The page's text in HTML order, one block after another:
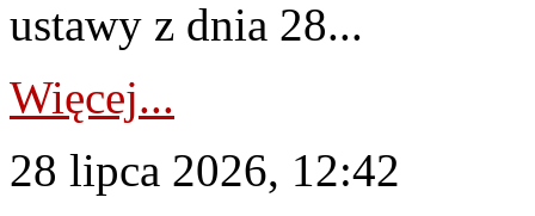
ustawy z dnia 28...
Więcej...
28 lipca 2026, 12:42